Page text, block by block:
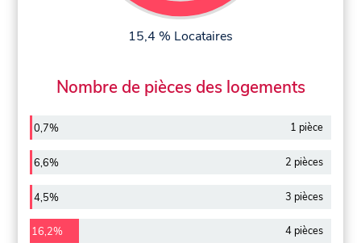
15,4 % Locataires
Nombre de pièces des logements
0,7% 1 pièce
6,6% 2 pièces
4,5% 3 pièces
16,2% 4 pièces